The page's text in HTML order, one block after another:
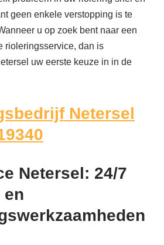
geen enkele verstopping is te
u op zoek bent naar een
rioleringsservice, dan is
uw eerste keuze in in de
Netersel
Netersel: 24/7
en